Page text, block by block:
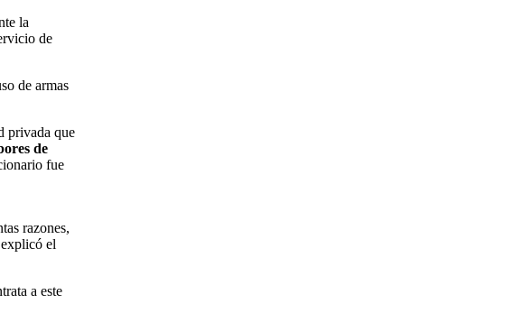
la
de
de armas
privada que
de
fue
razones,
el
a este